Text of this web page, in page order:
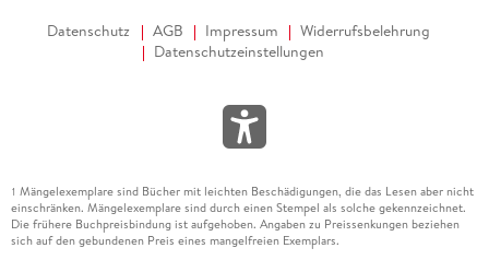
Datenschutz AGB Impressum
Widerrufsbelehrung
Datenschutzeinstellungen
1 Mängelexemplare sind Bücher mit leichten Beschädigungen, die das Lesen aber nicht
einschränken. Mängelexemplare sind durch einen Stempel als solche gekennzeichnet.
Die frühere Buchpreisbindung ist aufgehoben. Angaben zu Preissenkungen beziehen
sich auf den gebundenen Preis eines mangelfreien Exemplars.